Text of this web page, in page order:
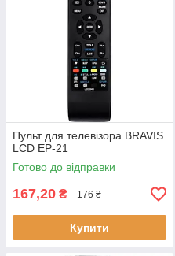
Пульт для телевізора BRAVIS
LCD EP-21
Готово до відправки
167,20 ₴ 176 ₴
Купити